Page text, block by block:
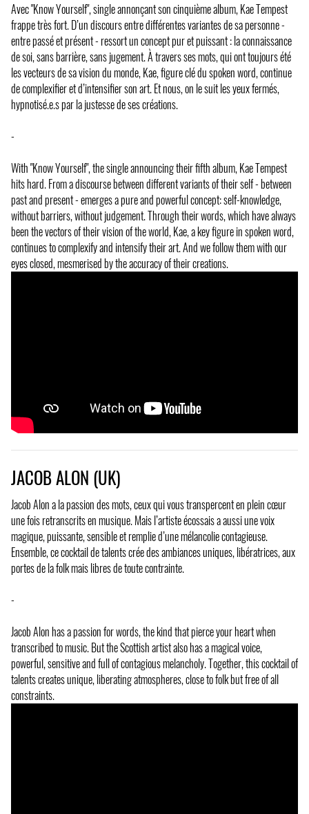
Avec "Know Yourself", single annonçant son cinquième album, Kae Tempest
frappe très fort. D’un discours entre différentes variantes de sa personne -
entre passé et présent - ressort un concept pur et puissant : la connaissance
de soi, sans barrière, sans jugement. À travers ses mots, qui ont toujours été
les vecteurs de sa vision du monde, Kae, figure clé du spoken word, continue
de complexifier et d’intensifier son art. Et nous, on le suit les yeux fermés,
hypnotisé.e.s par la justesse de ses créations.
-
With "Know Yourself", the single announcing their fifth album, Kae Tempest
hits hard. From a discourse between different variants of their self - between
past and present - emerges a pure and powerful concept: self-knowledge,
without barriers, without judgement. Through their words, which have always
been the vectors of their vision of the world, Kae, a key figure in spoken word,
continues to complexify and intensify their art. And we follow them with our
eyes closed, mesmerised by the accuracy of their creations.
JACOB ALON (UK)
Jacob Alon a la passion des mots, ceux qui vous transpercent en plein cœur
une fois retranscrits en musique. Mais l’artiste écossais a aussi une voix
magique, puissante, sensible et remplie d’une mélancolie contagieuse.
Ensemble, ce cocktail de talents crée des ambiances uniques, libératrices, aux
portes de la folk mais libres de toute contrainte.
-
Jacob Alon has a passion for words, the kind that pierce your heart when
transcribed to music. But the Scottish artist also has a magical voice,
powerful, sensitive and full of contagious melancholy. Together, this cocktail of
talents creates unique, liberating atmospheres, close to folk but free of all
constraints.